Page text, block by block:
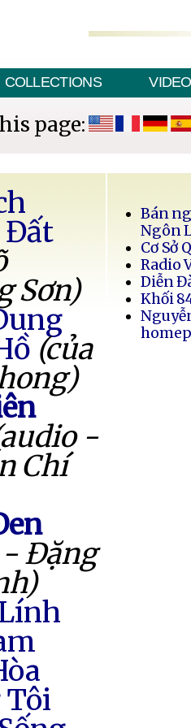
COLLECTIONS VIDEO
page:
Đất
Sơn)
(của
-
Chí
Đặng
Tôi
Bán
Ngôn
Cơ Sở
Radio
Diễn
Khối